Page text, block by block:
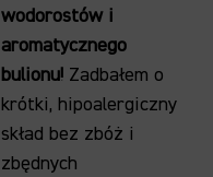
wodorostów i
aromatycznego
bulionu! Zadbałem o
krótki, hipoalergiczny
skład bez zbóż i
zbędnych